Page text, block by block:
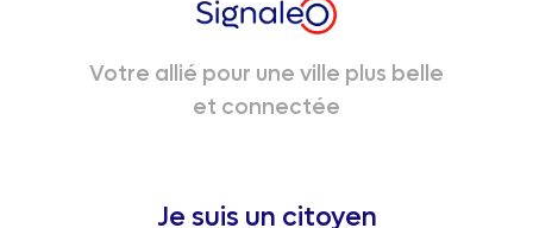
Votre allié pour une ville plus belle
et connectée
Je suis un citoyen